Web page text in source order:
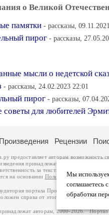
о Великой
памятки - рассказы,
пирог - рассказы,
мысли о недетской
- рассказы, 24.02.2023 22:01
пирог - рассказы,
советы для любителей
Мы
соглашаетесь
обработки
Произведения Рецензии
предоставляет авторам возможность
принадлежат авторам и
за тексты произведений
на основании Политики обработки
портала Проза.ру – порядка
справа от этого текста. В каждой
авторам, 2000-2026. Портал